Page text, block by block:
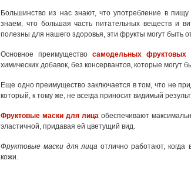
Большинство из нас знают, что употребление в
знаем, что большая часть питательных веществ и
полезны для нашего здоровья, эти фрукты могут быть
Основное преимущество самодельных фруктовых
химических добавок, без консервантов, которые могут
Еще одно преимущество заключается в том, что не
который, к тому же, не всегда приносит видимый
Фруктовые маски для лица обеспечивают
эластичной, придавая ей цветущий вид.
Фруктовые маски для лица отлично работают,
кожи.